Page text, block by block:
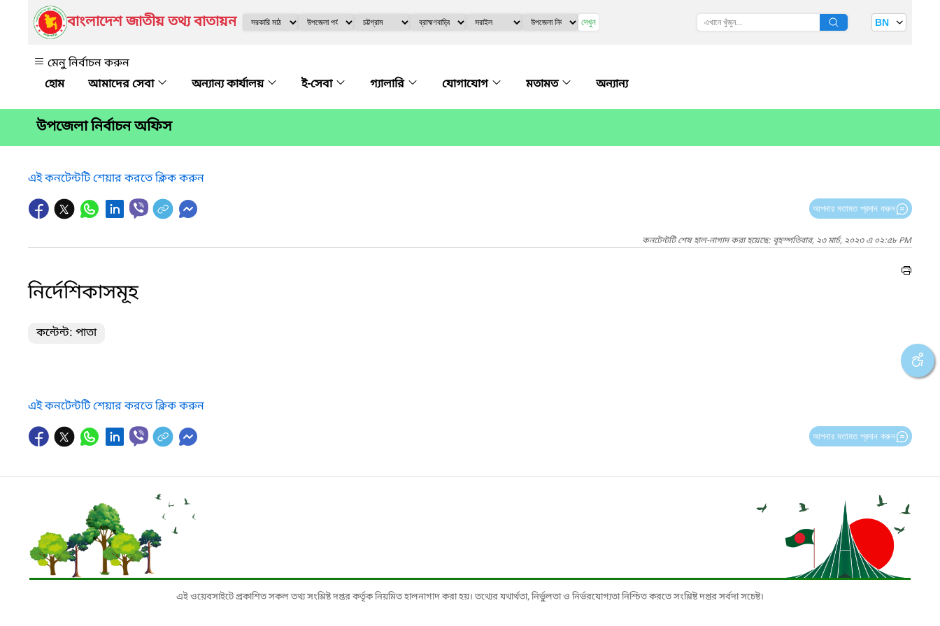
বাংলাদেশ জাতীয় তথ্য বাতায়ন দেখুন BN
মেনু নির্বাচন করুন
আমাদের সেবা
অন্যান্য কার্যালয় ই-সেবা গ্যালারি যোগাযোগ মতামত অন্যান্য
উপজেলা নির্বাচন অফিস
এই কনটেন্টটি শেয়ার করতে ক্লিক করুন
আপনার মতামত প্রদান করুন
কনটেন্টটি শেষ হাল-নাগাদ করা হয়েছে: বৃহস্পতিবার, ২৩ মার্চ, ২০২৩ এ ০২:৫৮ PM
নির্দেশিকাসমূহ
কন্টেন্ট: পাতা
এই কনটেন্টটি শেয়ার করতে ক্লিক করুন
আপনার মতামত প্রদান করুন
এই ওয়েবসাইটে প্রকাশিত সকল তথ্য সংশ্লিষ্ট দপ্তর কর্তৃক নিয়মিত হালনাগাদ করা হয়। তথ্যের যথার্থতা, নির্ভুলতা ও নির্ভরযোগ্যতা নিশ্চিত করতে সংশ্লিষ্ট দপ্তর সর্বদা সচেষ্ট।